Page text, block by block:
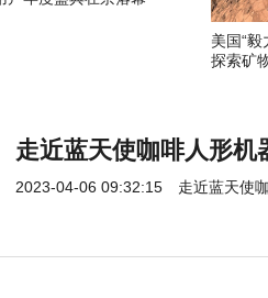
美国“
探索矿
走近蓝天使咖啡人形机
2023-04-06 09:32:15 走近蓝天使